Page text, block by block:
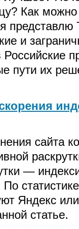
Как можно
и
пути их
сайта
—
Яндекс
статье.